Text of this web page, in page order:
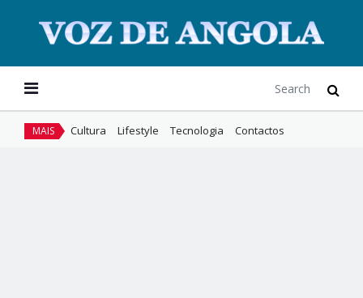
MAIS Cultura Lifestyle Tecnologia Contactos